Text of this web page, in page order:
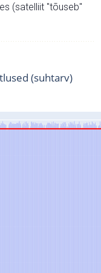
(satelliit "tõuseb"
(suhtarv)